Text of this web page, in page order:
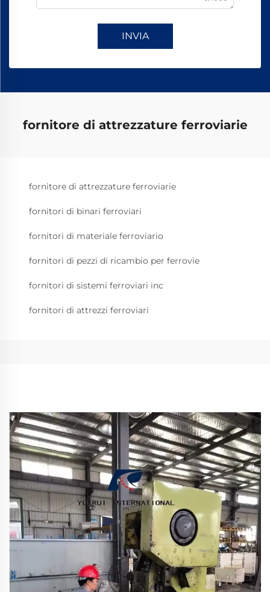
INVIA
fornitore di attrezzature ferroviarie
fornitore di attrezzature ferroviarie
fornitori di binari ferroviari
fornitori di materiale ferroviario
fornitori di pezzi di ricambio per ferrovie
fornitori di sistemi ferroviari inc
fornitori di attrezzi ferroviari